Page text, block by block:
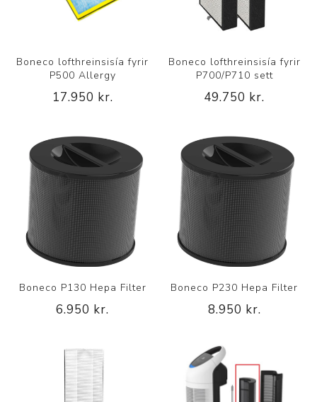
Boneco lofthreinsisía fyrir
P500 Allergy
17.950 kr.
Boneco lofthreinsisía fyrir
P700/P710 sett
49.750 kr.
Boneco P130 Hepa Filter
6.950 kr.
Boneco P230 Hepa Filter
8.950 kr.